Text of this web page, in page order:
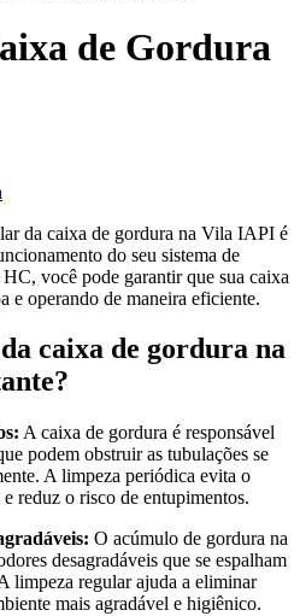
de Gordura
da caixa de gordura na Vila IAPI é
do seu sistema de
você pode garantir que sua caixa
e operando de maneira eficiente.
caixa de gordura na
A caixa de gordura é responsável
podem obstruir as tubulações se
A limpeza periódica evita o
reduz o risco de entupimentos.
O acúmulo de gordura na
desagradáveis que se espalham
limpeza regular ajuda a eliminar
mais agradável e higiênico.